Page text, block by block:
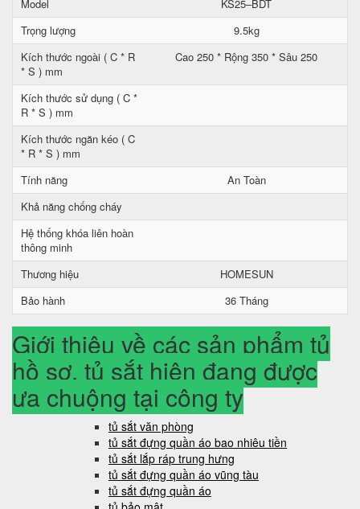
Model
KS25–BDT
Trọng lượng
9.5kg
Kích thước ngoài ( C * R
* S ) mm
Cao 250 * Rộng 350 * Sâu 250
Kích thước sử dụng ( C *
R * S ) mm
Kích thước ngăn kéo ( C
* R * S ) mm
Tính năng
An Toàn
Khả năng chống cháy
Hệ thống khóa liên hoàn
thông minh
Thương hiệu
HOMESUN
Bảo hành
36 Tháng
Giới thiệu về các sản phẩm tủ
hồ sơ, tủ sắt hiện đang được
ưa chuộng tại công ty
tủ sắt văn phòng
tủ sắt đựng quần áo bao nhiêu tiền
tủ sắt lắp ráp trung hưng
tủ sắt đựng quần áo vũng tàu
tủ sắt đựng quần áo